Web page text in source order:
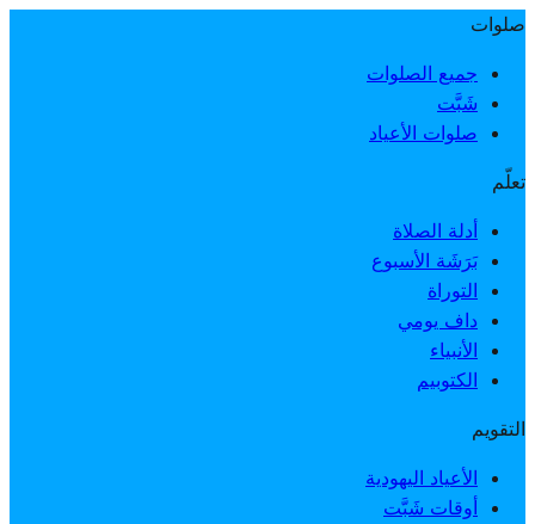
صلوات
جميع الصلوات
شَبَّت
صلوات الأعياد
تعلّم
أدلة الصلاة
بَرَشَة الأسبوع
التوراة
داف يومي
الأنبياء
الكتوبيم
التقويم
الأعياد اليهودية
أوقات شَبَّت